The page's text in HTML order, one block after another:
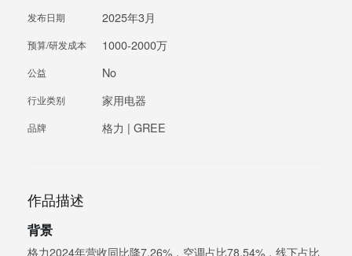
发布日期 2025年3月
预算/研发成本 1000-2000万
公益 No
行业类别 家用电器
品牌 格力 | GREE
作品描述
背景
格力2024年营收同比降7.26%，空调占比78.54%，线下占比